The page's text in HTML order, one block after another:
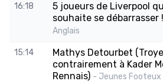
16:18
5 joueurs de Liverpool
souhaite se débarrasser !
Anglais
15:14
Mathys Detourbet
contrairement à Kader
Rennais) - Jeunes Footeux